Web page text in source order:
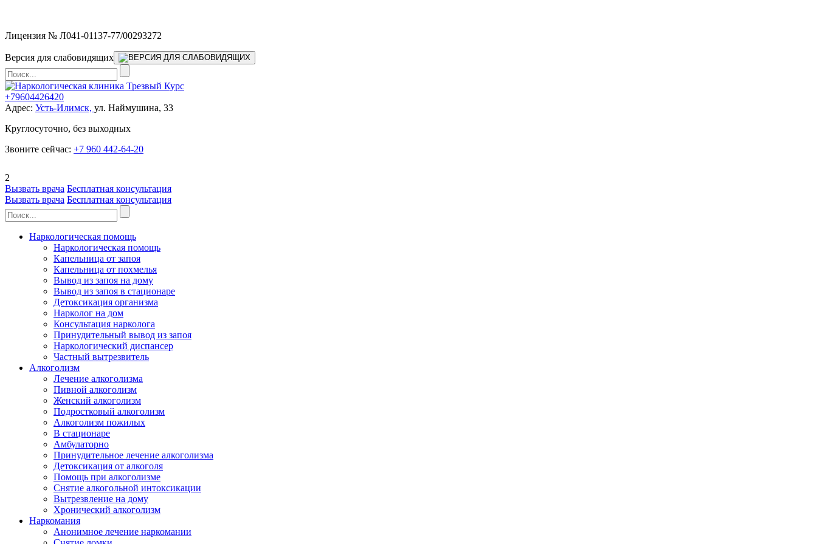
Лицензия № Л041-01137-77/00293272
Версия для слабовидящих
+79604426420
Адрес: Усть-Илимск, ул. Наймушина, 33
Круглосуточно, без выходных
Звоните сейчас: +7 960 442-64-20
2
Вызвать врача Бесплатная консультация
Вызвать врача Бесплатная консультация
Наркологическая помощь
Наркологическая помощь
Капельница от запоя
Капельница от похмелья
Вывод из запоя на дому
Вывод из запоя в стационаре
Детоксикация организма
Нарколог на дом
Консультация нарколога
Принудительный вывод из запоя
Наркологический диспансер
Частный вытрезвитель
Алкоголизм
Лечение алкоголизма
Пивной алкоголизм
Женский алкоголизм
Подростковый алкоголизм
Алкоголизм пожилых
В стационаре
Амбулаторно
Принудительное лечение алкоголизма
Детоксикация от алкоголя
Помощь при алкоголизме
Снятие алкогольной интоксикации
Вытрезвление на дому
Хронический алкоголизм
Наркомания
Анонимное лечение наркомании